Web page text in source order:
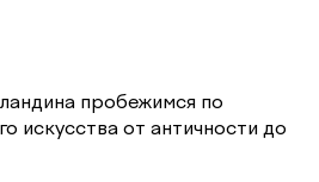
пробежимся по
искусства от античности до